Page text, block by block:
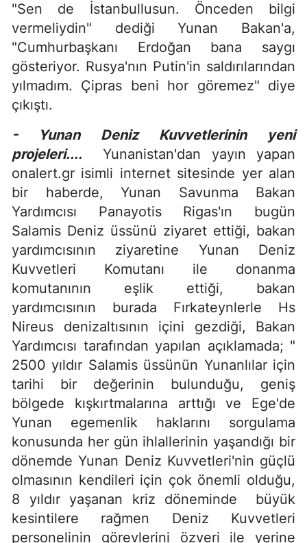
"Sen de İstanbullusun. Önceden bilgi
vermeliydin" dediği Yunan Bakan'a,
"Cumhurbaşkanı Erdoğan bana saygı
gösteriyor. Rusya'nın Putin'in saldırılarından
yılmadım. Çipras beni hor göremez" diye
çıkıştı.
- Yunan Deniz Kuvvetlerinin yeni
projeleri....
Yunanistan'dan yayın yapan
onalert.gr isimli internet sitesinde yer alan
bir haberde, Yunan Savunma Bakan
Yardımcısı Panayotis Rigas'ın bugün
Salamis Deniz üssünü ziyaret ettiği, bakan
yardımcısının ziyaretine Yunan Deniz
Kuvvetleri Komutanı ile donanma
komutanının eşlik ettiği, bakan
yardımcısının burada Fırkateynlerle Hs
Nireus denizaltısının içini gezdiği, Bakan
Yardımcısı tarafından yapılan açıklamada; "
2500 yıldır Salamis üssünün Yunanlılar için
tarihi bir değerinin bulunduğu, geniş
bölgede kışkırtmalarına arttığı ve Ege'de
Yunan egemenlik haklarını sorgulama
konusunda her gün ihlallerinin yaşandığı bir
dönemde Yunan Deniz Kuvvetleri'nin güçlü
olmasının kendileri için çok önemli olduğu,
8 yıldır yaşanan kriz döneminde büyük
kesintilere rağmen Deniz Kuvvetleri
personelinin görevlerini özveri ile yerine